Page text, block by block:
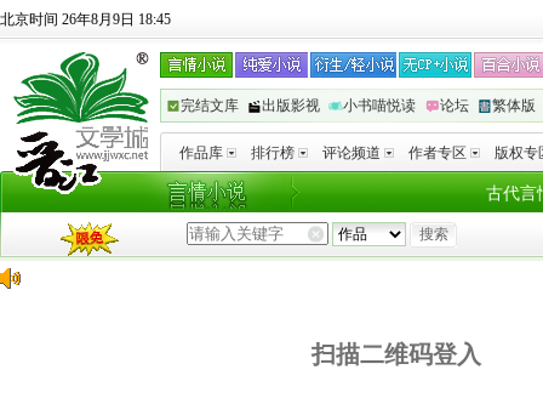
北京时间 26年8月9日 18:45
完结文库 出版影视 小书喵悦读 论坛 繁体版
作品库 排行榜 评论频道 作者专区 版权专
古代言
扫描二维码登入